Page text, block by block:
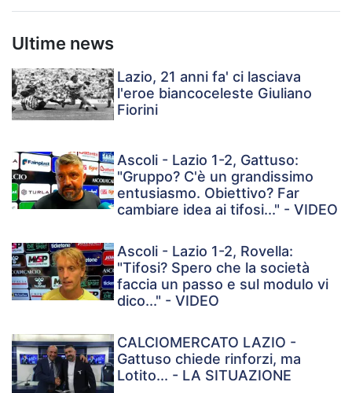
Ultime news
Lazio, 21 anni fa' ci lasciava
l'eroe biancoceleste Giuliano
Fiorini
Ascoli - Lazio 1-2, Gattuso:
"Gruppo? C'è un grandissimo
entusiasmo. Obiettivo? Far
cambiare idea ai tifosi..." - VIDEO
Ascoli - Lazio 1-2, Rovella:
"Tifosi? Spero che la società
faccia un passo e sul modulo vi
dico..." - VIDEO
CALCIOMERCATO LAZIO -
Gattuso chiede rinforzi, ma
Lotito... - LA SITUAZIONE